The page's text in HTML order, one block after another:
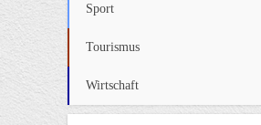
Sport
Tourismus
Wirtschaft